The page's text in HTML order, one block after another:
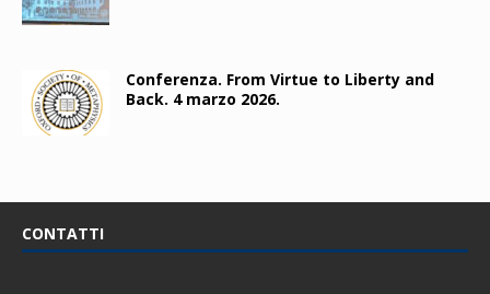
Conferenza. From Virtue to Liberty and
Back. 4 marzo 2026.
CONTATTI